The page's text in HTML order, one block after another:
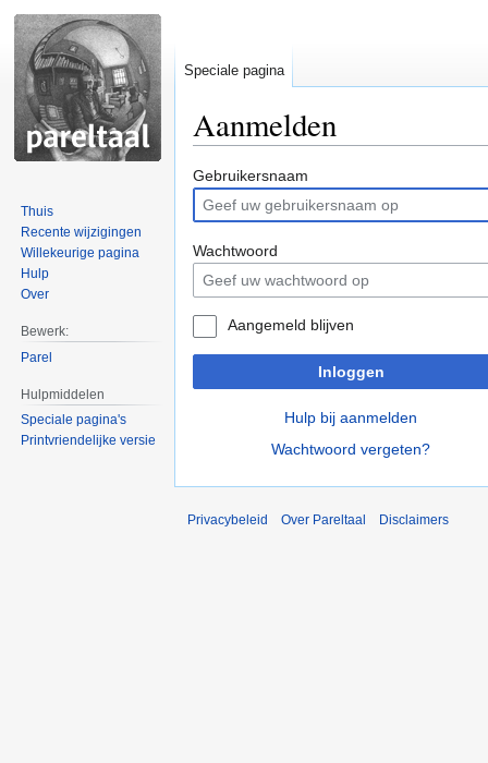
Aanmelden
Naar
navigatie
springen
Naar
zoeken
springen
Gebruikersnaam
Wachtwoord
Aangemeld blijven
Inloggen
Hulp bij aanmelden
Wachtwoord vergeten?
Speciale pagina
Thuis
Recente wijzigingen
Willekeurige pagina
Hulp
Over
Bewerk:
Parel
Hulpmiddelen
Speciale pagina's
Printvriendelijke versie
Privacybeleid Over Pareltaal Disclaimers